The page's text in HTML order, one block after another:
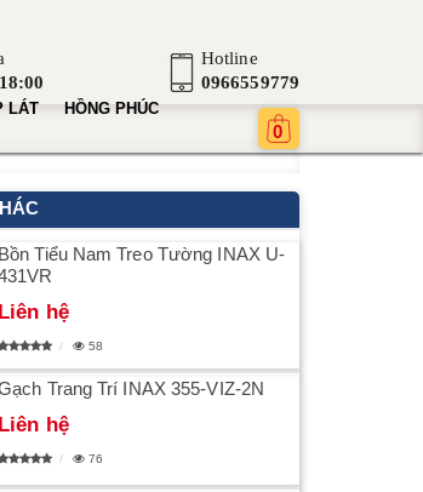
Hotline
0966559779
LÁT HỒNG PHÚC
0
Bồn Tiểu Nam Treo Tường INAX U-
Liên hệ
58
Trang Trí INAX 355-VIZ-2N
Liên hệ
76